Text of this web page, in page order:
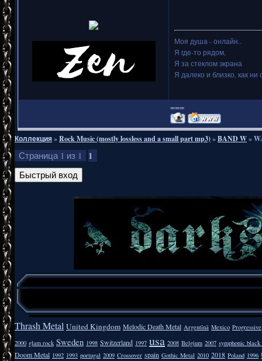
Моя душа - онлайн..
Я где-то рядом,
Я за стеклом экрана
Я далеко и близко, как ни
===
Коллекция»Rock Music (mostly lossless and a small part mp3)»BAND W»
Страница 1 из 1 1
Thrash Metal United Kingdom Melodic Death Metal Argentīnā Mexico Progressive
2000 glam rock Sweden 1998 Switzerland 1997 usa 2008 Belgium 2007 symphonic
Doom Metal 1992 1993 portugal 2009 Crossover spain Gothic Metal 2010 2018 Poland 1996